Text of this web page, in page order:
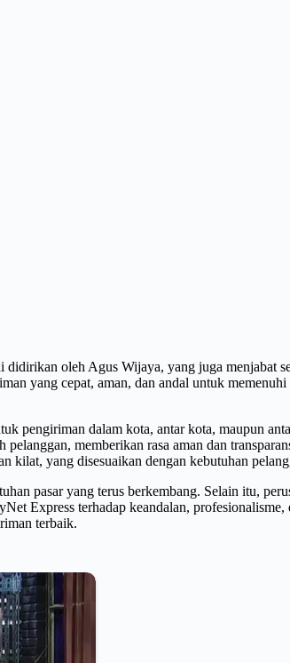
oleh Agus Wijaya, yang juga menjabat
yang cepat, aman, dan andal untuk
pengiriman dalam kota, antar kota, maupun
memberikan rasa aman dan
kilat, yang disesuaikan dengan kebutuhan
pasar yang terus berkembang. Selain itu,
Express terhadap keandalan, profesionalisme,
terbaik.